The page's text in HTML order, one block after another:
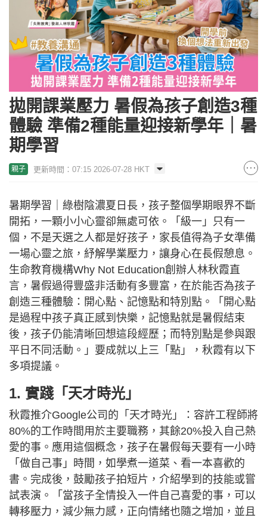
拋開課業壓力 暑假為孩子創造3種
體驗 準備2種能量迎接新學年｜暑
期學習
親子 更新時間：07:15 2026-07-28 HKT
暑期學習｜綠樹陰濃夏日長，孩子整個學期眼界不斷
開拓，一顆小小心靈卻無處可依。「級一」只有一
個，不是天選之人都是好孩子，家長值得為子女準備
一場心靈之旅，紓解學業壓力，讓身心在長假憩息。
生命教育機構Why Not Education創辦人林秋霞直
言，暑假過得豐盛非活動有多豐富，在於能否為孩子
創造三種體驗：開心點、記憶點和特別點。「開心點
是過程中孩子真正感到快樂，記憶點就是暑假結束
後，孩子仍能清晰回想這段經歷；而特別點是參與跟
平日不同活動。」要成就以上三「點」，秋霞有以下
多項提議。
1. 實踐「天才時光」
秋霞推介Google公司的「天才時光」：容許工程師將
80%的工作時間用於主要職務，其餘20%投入自己熱
愛的事。應用這個概念，孩子在暑假每天要有一小時
「做自己事」時間，如學煮一道菜、看一本喜歡的
書。完成後，鼓勵孩子拍短片，介紹學到的技能或嘗
試表演。「當孩子全情投入一件自己喜愛的事，可以
轉移壓力，減少無力感，正向情緒也隨之增加，並且